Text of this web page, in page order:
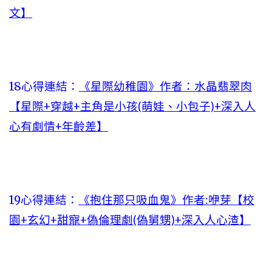
文】
18心得連結：
《星際幼稚園》作者：水晶翡翠肉
【星際+穿越+主角是小孩(萌娃、小包子)+深入人
心有劇情+年齡差】
19心得連結：
《抱住那只吸血鬼》作者:咿芽【校
園+玄幻+甜寵+偽倫理劇(偽舅甥)+深入人心渣】